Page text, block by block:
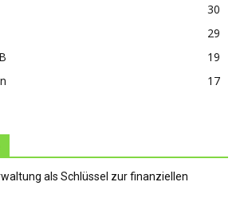
30
29
19
17
als Schlüssel zur finanziellen